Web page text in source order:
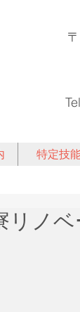
特定技
リノ